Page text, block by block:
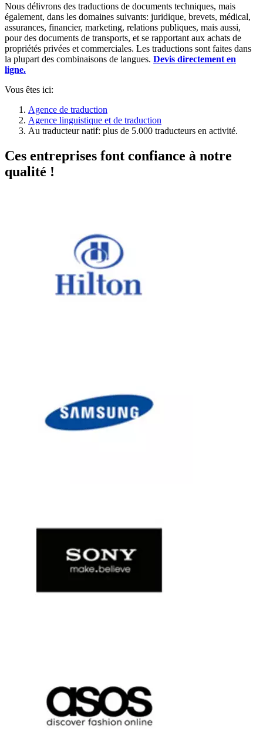
Nous délivrons des traductions de documents techniques, mais
également, dans les domaines suivants: juridique, brevets, médical,
assurances, financier, marketing, relations publiques, mais aussi,
pour des documents de transports, et se rapportant aux achats de
propriétés privées et commerciales. Les traductions sont faites dans
la plupart des combinaisons de langues. Devis directement en
ligne.
Vous êtes ici:
Agence de traduction
Agence linguistique et de traduction
Au traducteur natif: plus de 5.000 traducteurs en activité.
Ces entreprises font confiance à notre
qualité !